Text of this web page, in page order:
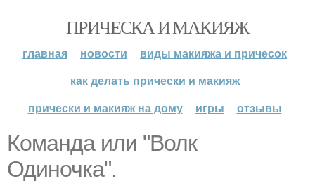
ПРИЧЕСКА И МАКИЯЖ
главная новости
виды макияжа и причесок
как делать прически и макияж
прически и макияж на дому
игры отзывы
Команда или "Волк
Одиночка".